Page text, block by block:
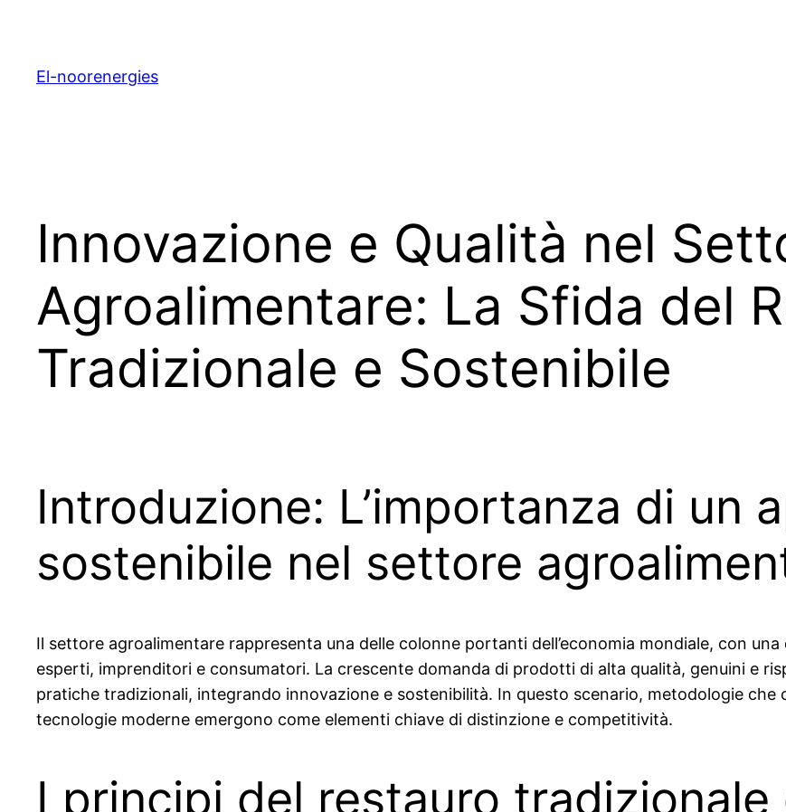
El-noorenergies
Innovazione e Qualità nel
Agroalimentare: La Sfida del
Tradizionale e Sostenibile
Introduzione: L’importanza di un
sostenibile nel settore
Il settore agroalimentare rappresenta una delle colonne portanti dell’economia mondiale, con
esperti, imprenditori e consumatori. La crescente domanda di prodotti di alta qualità, genuini e
pratiche tradizionali, integrando innovazione e sostenibilità. In questo scenario, metodologie
tecnologie moderne emergono come elementi chiave di distinzione e competitività.
I principi del restauro tradizionale